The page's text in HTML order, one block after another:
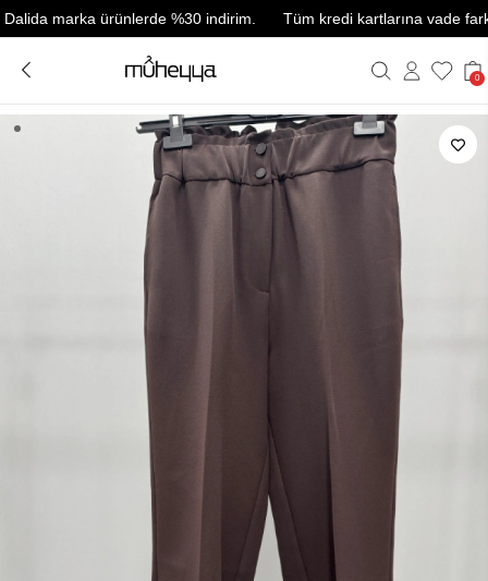
marka ürünlerde %30 indirim. Tüm kredi kartlarına vade farksız
0